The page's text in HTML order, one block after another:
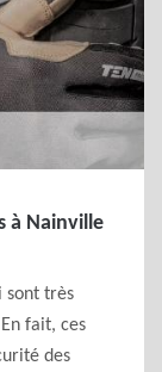
à Nainville
sont très
fait, ces
des